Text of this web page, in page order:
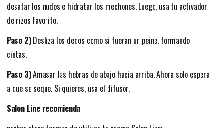
desatar los nudos e hidratar los mechones. Luego, usa tu activador
de rizos favorito.
Paso 2)Desliza los dedos como si fueran un peine, formando
cintas.
Paso 3)Amasar las hebras de abajo hacia arriba. Ahora solo espera
a que se seque. Si quieres, usa el difusor.
Salon Line recomienda